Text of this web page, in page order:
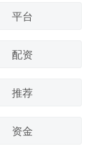
平台
配资
推荐
资金